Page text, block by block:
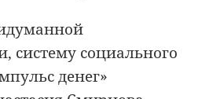
социального
денег»